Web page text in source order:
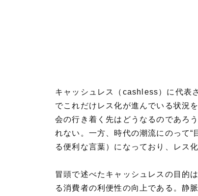
キャッシュレス（cashless）に代表
でこれだけレス化が進んでいる状況
会の行き着く先はどうなるのであろ
れない。一方、時代の潮流にのって“
る便利な言葉）になっており、レス
冒頭で述べたキャッシュレスの目的
る消費者の利便性の向上である。静